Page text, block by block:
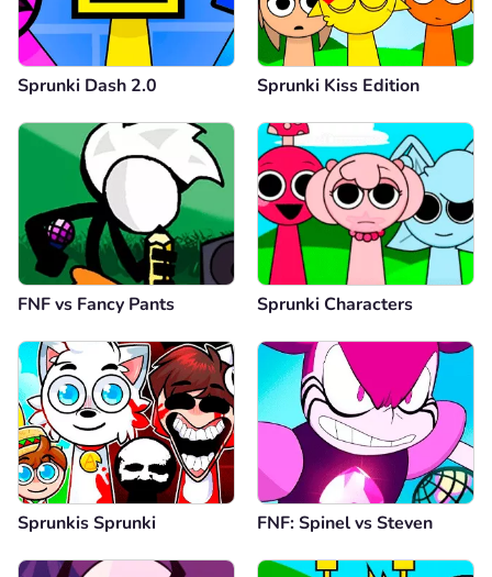
Sprunki Dash 2.0 Sprunki Kiss Edition
FNF vs Fancy Pants Sprunki Characters
Sprunkis Sprunki FNF: Spinel vs Steven